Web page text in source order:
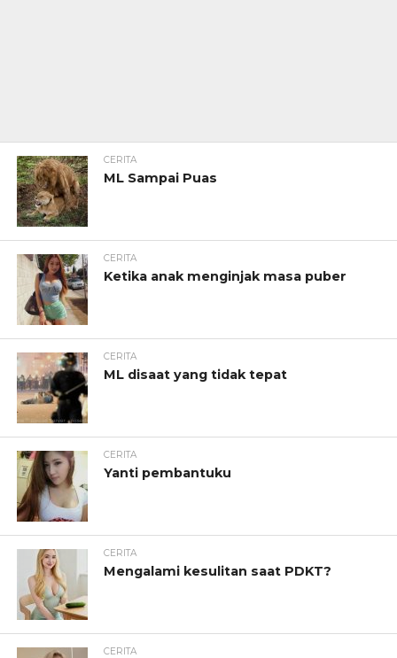
CERITA
ML Sampai Puas
CERITA
Ketika anak menginjak masa puber
CERITA
ML disaat yang tidak tepat
CERITA
Yanti pembantuku
CERITA
Mengalami kesulitan saat PDKT?
CERITA